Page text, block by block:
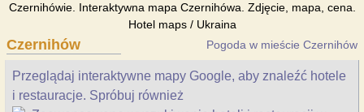
Czernihówie. Interaktywna mapa Czernihówa. Zdjęcie, mapa, cena.
Hotel maps / Ukraina
Czernihów Pogoda w mieście Czernihów
Przeglądaj interaktywne mapy Google, aby znaleźć hotele
i restauracje. Spróbuj również